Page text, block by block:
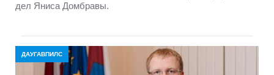
дел Яниса Домбравы.
ДАУГАВПИЛС